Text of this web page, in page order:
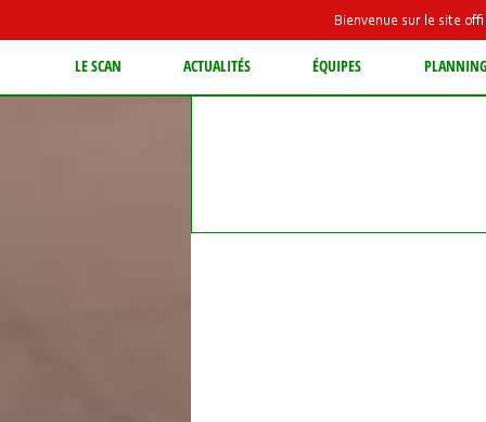
Bienvenue sur le site
LE SCAN ACTUALITÉS ÉQUIPES